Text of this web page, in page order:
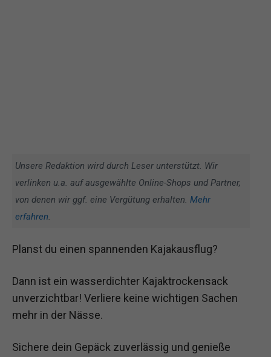
Unsere Redaktion wird durch Leser unterstützt. Wir
verlinken u.a. auf ausgewählte Online-Shops und Partner,
von denen wir ggf. eine Vergütung erhalten. Mehr
erfahren.
Planst du einen spannenden Kajakausflug?
Dann ist ein wasserdichter Kajaktrockensack
unverzichtbar! Verliere keine wichtigen Sachen
mehr in der Nässe.
Sichere dein Gepäck zuverlässig und genieße